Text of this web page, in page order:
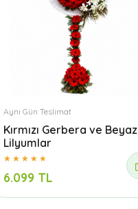
Aynı Gün Teslimat
Kırmızı Gerbera ve Beyaz
Lilyumlar
6.099 TL